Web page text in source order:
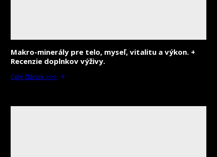
Makro-minerály pre telo, myseľ, vitalitu a výkon. +
Recenzie doplnkov výživy.
Celý článok >>>